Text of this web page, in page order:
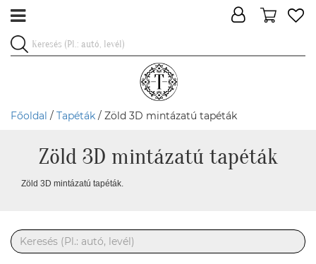
Főoldal / Tapéták / Zöld 3D mintázatú tapéták
Zöld 3D mintázatú tapéták
Zöld 3D mintázatú tapéták.